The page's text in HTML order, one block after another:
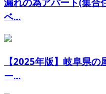
ベ...
【2025年版】岐阜県
ー...